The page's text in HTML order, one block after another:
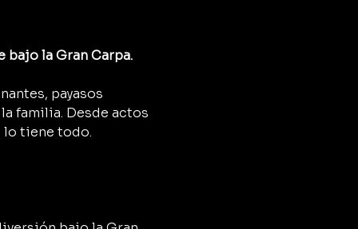
bajo la Gran Carpa.
payasos
familia. Desde actos
lo tiene todo.